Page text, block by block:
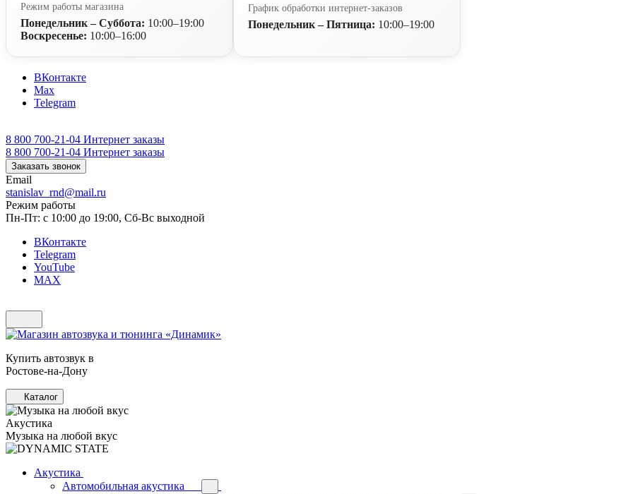
Режим работы магазина
Понедельник – Суббота: 10:00–19:00
Воскресенье: 10:00–16:00
График обработки интернет-заказов
Понедельник – Пятница: 10:00–19:00
ВКонтакте
Max
Telegram
8 800 700-21-04 Интернет заказы
8 800 700-21-04 Интернет заказы
Заказать звонок
Email
stanislav_rnd@mail.ru
Режим работы
Пн-Пт: с 10:00 до 19:00, Сб-Вс выходной
ВКонтакте
Telegram
YouTube
MAX
Купить автозвук в
Ростове-на-Дону
Каталог
Акустика
Музыка на любой вкус
Акустика
Автомобильная акустика